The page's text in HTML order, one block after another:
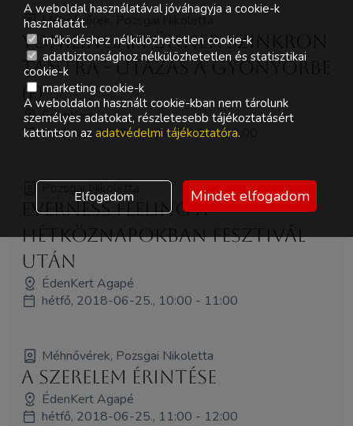
Méhnővérek, Pozsgai Nikoletta
YoniLingam Ünnep. Szinkron
Tantra - utazás a gyönyörbe
(F)
ÉdenKert
vasárnap, 2018-06-24., 20:00 - 22:00
Pozsgai Nikoletta
Everness Feeling a
Hétköznapokban Fesztivál
után
ÉdenKert Agapé
hétfő, 2018-06-25., 10:00 - 11:00
Méhnővérek, Pozsgai Nikoletta
A SzerElem Érintése
ÉdenKert Agapé
hétfő, 2018-06-25., 11:00 - 12:00
A weboldal használatával jóváhagyja a cookie-k
használatát.
működéshez nélkülözhetetlen cookie-k
adatbiztonsághoz nélkülözhetetlen és statisztikai
cookie-k
marketing cookie-k
A weboldalon használt cookie-kban nem tárolunk
személyes adatokat, részletesebb tájékoztatásért
kattintson az adatvédelmi tájékoztatóra.
Elfogadom Mindet elfogadom